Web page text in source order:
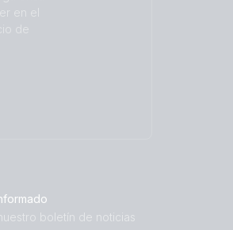
en el
de
boletín de noticias